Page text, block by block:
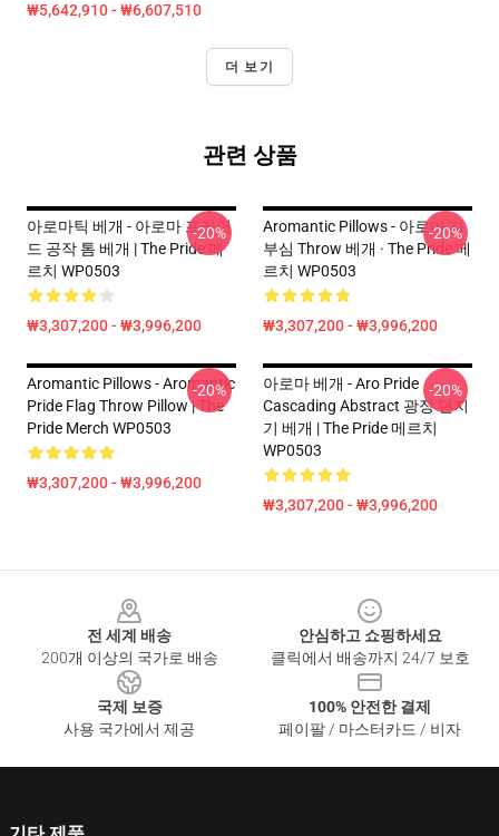
₩5,642,910 - ₩6,607,510
더 보기
관련 상품
아로마틱 베개 - 아로마 프라이
드 공작 톰 베개 | The Pride 메
르치 WP0503
₩3,307,200 - ₩3,996,200
-20%
Aromantic Pillows - 아로마 자
부심 Throw 베개 · The Pride 메
르치 WP0503
₩3,307,200 - ₩3,996,200
-20%
Aromantic Pillows - Aromantic
Pride Flag Throw Pillow | The
Pride Merch WP0503
₩3,307,200 - ₩3,996,200
-20%
아로마 베개 - Aro Pride
Cascading Abstract 광장 던지
기 베개 | The Pride 메르치
WP0503
₩3,307,200 - ₩3,996,200
-20%
전 세계 배송
200개 이상의 국가로 배송
안심하고 쇼핑하세요
클릭에서 배송까지 24/7 보호
국제 보증
사용 국가에서 제공
100% 안전한 결제
페이팔 / 마스터카드 / 비자